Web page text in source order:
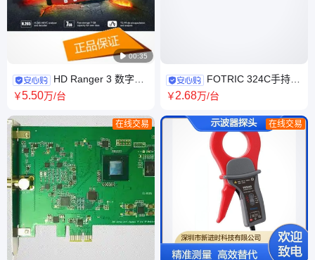
 00:35
HD Ranger 3 数字场
强仪，电视分析仪，
￥5.50万/台
在线交易
FOTRIC 324C手持式
热像仪 工业物体测温仪 品质可
￥2.68万/台
在线交易